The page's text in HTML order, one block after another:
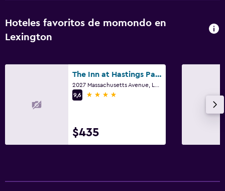
Estacionamiento y transporte
Estacionamiento gratuito
Baño
Aire libre
Hoteles favoritos de momondo en
Lexington
The Inn at Hastings Park, Relais & Chateaux - Boston
9,6
4 estrellas
$435